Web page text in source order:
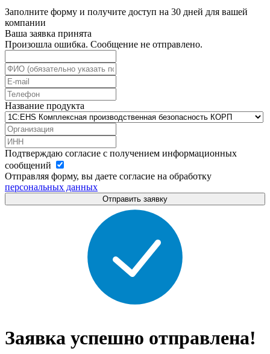
Заполните форму и получите доступ на 30 дней для вашей
компании
Ваша заявка принята
Произошла ошибка. Сообщение не отправлено.
Название продукта
Подтверждаю согласие с получением информационных
сообщений
Отправляя форму, вы даете согласие на обработку
персональных данных
Отправить заявку
Заявка успешно отправлена!